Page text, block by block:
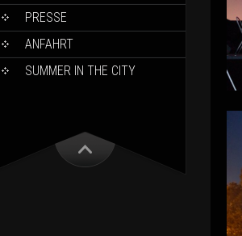
PRESSE
ANFAHRT
SUMMER IN THE CITY